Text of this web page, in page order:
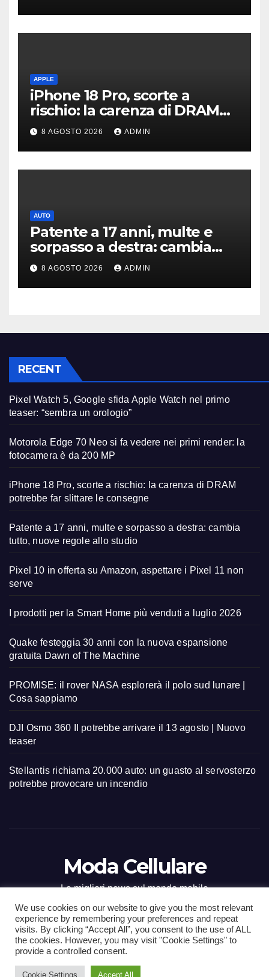
APPLE
iPhone 18 Pro, scorte a
rischio: la carenza di DRAM
potrebbe far slittare le
consegne
8 AGOSTO 2026 ADMIN
AUTO
Patente a 17 anni, multe e
sorpasso a destra: cambia
tutto, nuove regole allo
studio
8 AGOSTO 2026 ADMIN
RECENT
Pixel Watch 5, Google sfida Apple Watch nel primo
teaser: “sembra un orologio”
Motorola Edge 70 Neo si fa vedere nei primi render: la
fotocamera è da 200 MP
iPhone 18 Pro, scorte a rischio: la carenza di DRAM
potrebbe far slittare le consegne
Patente a 17 anni, multe e sorpasso a destra: cambia
tutto, nuove regole allo studio
Pixel 10 in offerta su Amazon, aspettare i Pixel 11 non
serve
I prodotti per la Smart Home più venduti a luglio 2026
Quake festeggia 30 anni con la nuova espansione
gratuita Dawn of The Machine
PROMISE: il rover NASA esplorerà il polo sud lunare |
Cosa sappiamo
DJI Osmo 360 II potrebbe arrivare il 13 agosto | Nuovo
teaser
Stellantis richiama 20.000 auto: un guasto al servosterzo
potrebbe provocare un incendio
Moda Cellulare
Le migliori news sul mondo mobile
Proudly powered by WordPress| Tema: Newsup diThemeansar
We use cookies on our website to give you the most relevant
experience by remembering your preferences and repeat
visits. By clicking “Accept All”, you consent to the use of ALL
the cookies. However, you may visit "Cookie Settings" to
provide a controlled consent.
Cookie Settings Accept All